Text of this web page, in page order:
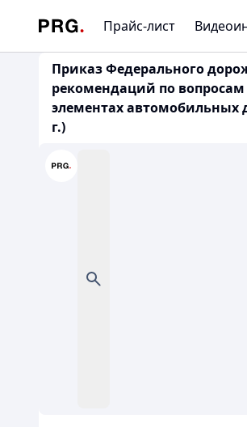
Прайс-лист
Приказ Федерального
рекомендаций по
элементах автомобильных
г.)